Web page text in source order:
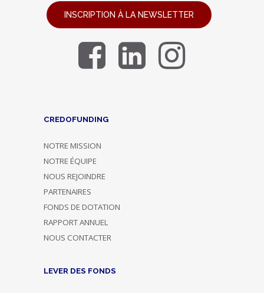
INSCRIPTION À LA NEWSLETTER
CREDOFUNDING
NOTRE MISSION
NOTRE ÉQUIPE
NOUS REJOINDRE
PARTENAIRES
FONDS DE DOTATION
RAPPORT ANNUEL
NOUS CONTACTER
LEVER DES FONDS